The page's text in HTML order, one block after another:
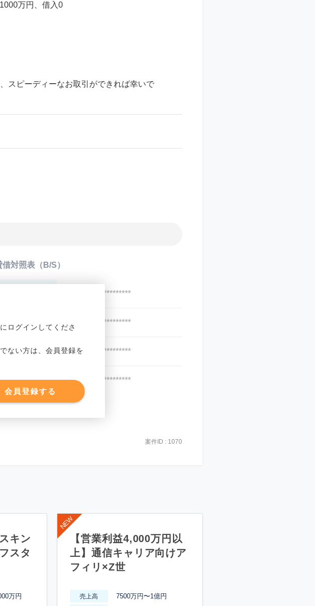
万円、借入0
スピーディーなお取引ができれば幸いで
ログインしてくださ
ない方は、会員登録を
会員登録する
借対照表（B/S）
********************
子負債 ********************
産 ********************
金 ********************
案件ID : 1070
キン
スタ
万円
【営業利益4,000万円以
上】通信キャリア向けア
フィリ×Z世
売上高 7500万円〜1億円